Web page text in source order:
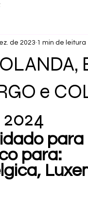
e
de 2023 1 min de leitura
para: